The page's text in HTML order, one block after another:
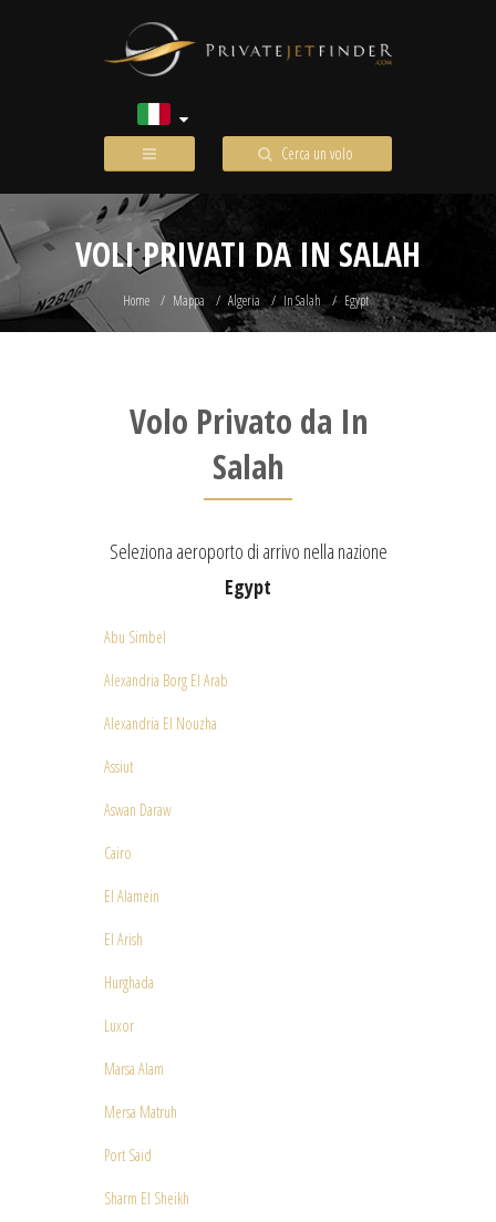
Cerca un volo
VOLI PRIVATI DA IN SALAH
Home Mappa Algeria In Salah Egypt
Volo Privato da In
Salah
Seleziona aeroporto di arrivo nella nazione
Egypt
Abu Simbel
Alexandria Borg El Arab
Alexandria El Nouzha
Assiut
Aswan Daraw
Cairo
El Alamein
El Arish
Hurghada
Luxor
Marsa Alam
Mersa Matruh
Port Said
Sharm El Sheikh